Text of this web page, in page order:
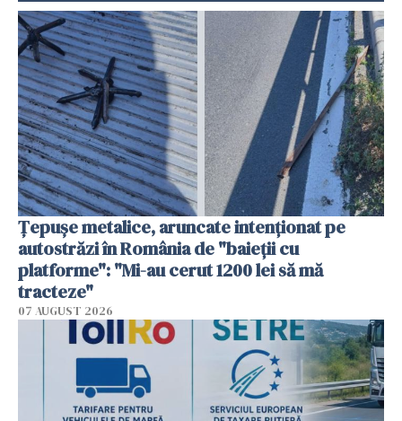
Țepușe metalice, aruncate intenționat pe
autostrăzi în România de "baieții cu
platforme": "Mi-au cerut 1200 lei să mă
tracteze"
07 AUGUST 2026